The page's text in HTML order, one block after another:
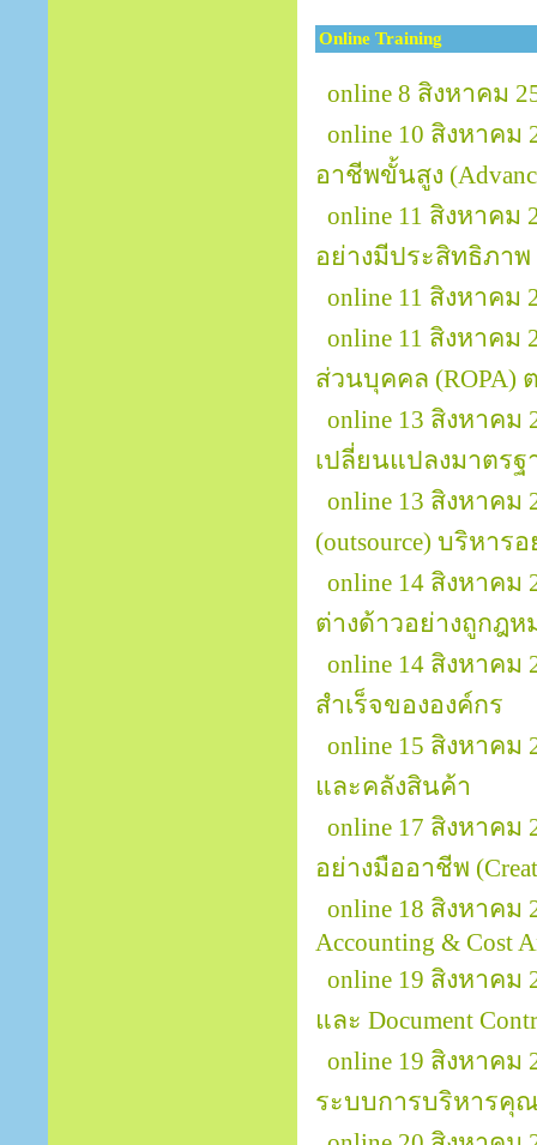
Online Training
online 8 สิงหาคม
online 10 สิงหาคม
อาชีพขั้นสูง
online 11 สิงหาค
อย่างมีประสิทธิภาพ
online 11 สิงหาค
online 11 สิงหาค
ส่วนบุคคล (ROPA)
online 13 สิงหาคม
เปลี่ยนแปลงมาตร
online 13 สิงหาค
(outsource) บริหารอ
online 14 สิงหาคม
ต่างด้าวอย่างถูกฎห
online 14 สิงหาค
สำเร็จขององค์กร
online 15 สิงหาค
และคลังสินค้า
online 17 สิงหาคม
อย่างมืออาชีพ
online 18 สิงหาค
Accounting & Cost
online 19 สิงหาคม
และ Document
online 19 สิงหาคม
ระบบการบริหารคุณ